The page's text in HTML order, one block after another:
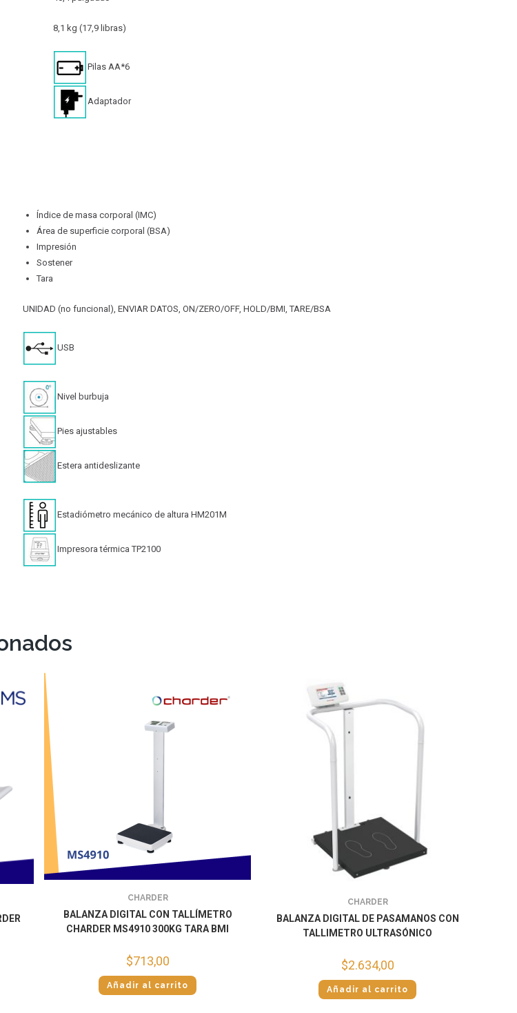
8,1 kg (17,9 libras)
Pilas AA*6
Adaptador
Índice de masa corporal (IMC)
Área de superficie corporal (BSA)
Impresión
Sostener
Tara
UNIDAD (no funcional), ENVIAR DATOS, ON/ZERO/OFF, HOLD/BMI, TARE/BSA
USB
Nivel burbuja
Pies ajustables
Estera antideslizante
Estadiómetro mecánico de altura HM201M
Impresora térmica TP2100
CHARDER
BALANZA DIGITAL CON TALLÍMETRO
CHARDER MS4910 300KG TARA BMI
$713,00
Añadir al carrito
CHARDER
BALANZA DIGITAL DE PASAMANOS CON
TALLIMETRO ULTRASÓNICO
$2.634,00
Añadir al carrito